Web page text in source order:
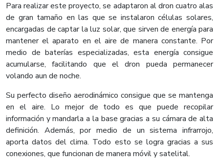
Para realizar este proyecto, se adaptaron al dron cuatro alas
de gran tamaño en las que se instalaron células solares,
encargadas de captar la luz solar, que sirven de energía para
mantener el aparato en el aire de manera constante. Por
medio de baterías especializadas, esta energía consigue
acumularse, facilitando que el dron pueda permanecer
volando aun de noche.
Su perfecto diseño aerodinámico consigue que se mantenga
en el aire. Lo mejor de todo es que puede recopilar
información y mandarla a la base gracias a su cámara de alta
definición. Además, por medio de un sistema infrarrojo,
aporta datos del clima. Todo esto se logra gracias a sus
conexiones, que funcionan de manera móvil y satelital.